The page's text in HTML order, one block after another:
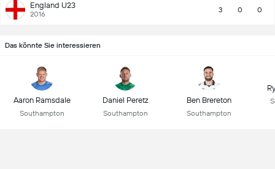
England U23
2016 3 0 0
Das könnte Sie interessieren
Aaron Ramsdale
Southampton
Daniel Peretz
Southampton
Ben Brereton
Southampton